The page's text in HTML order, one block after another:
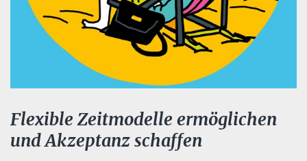
Flexible Zeitmodelle ermöglichen
und Akzeptanz schaffen